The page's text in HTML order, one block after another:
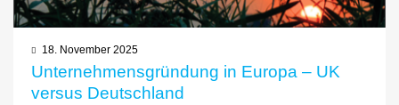
18. November 2025
Unternehmensgründung in Europa – UK
versus Deutschland